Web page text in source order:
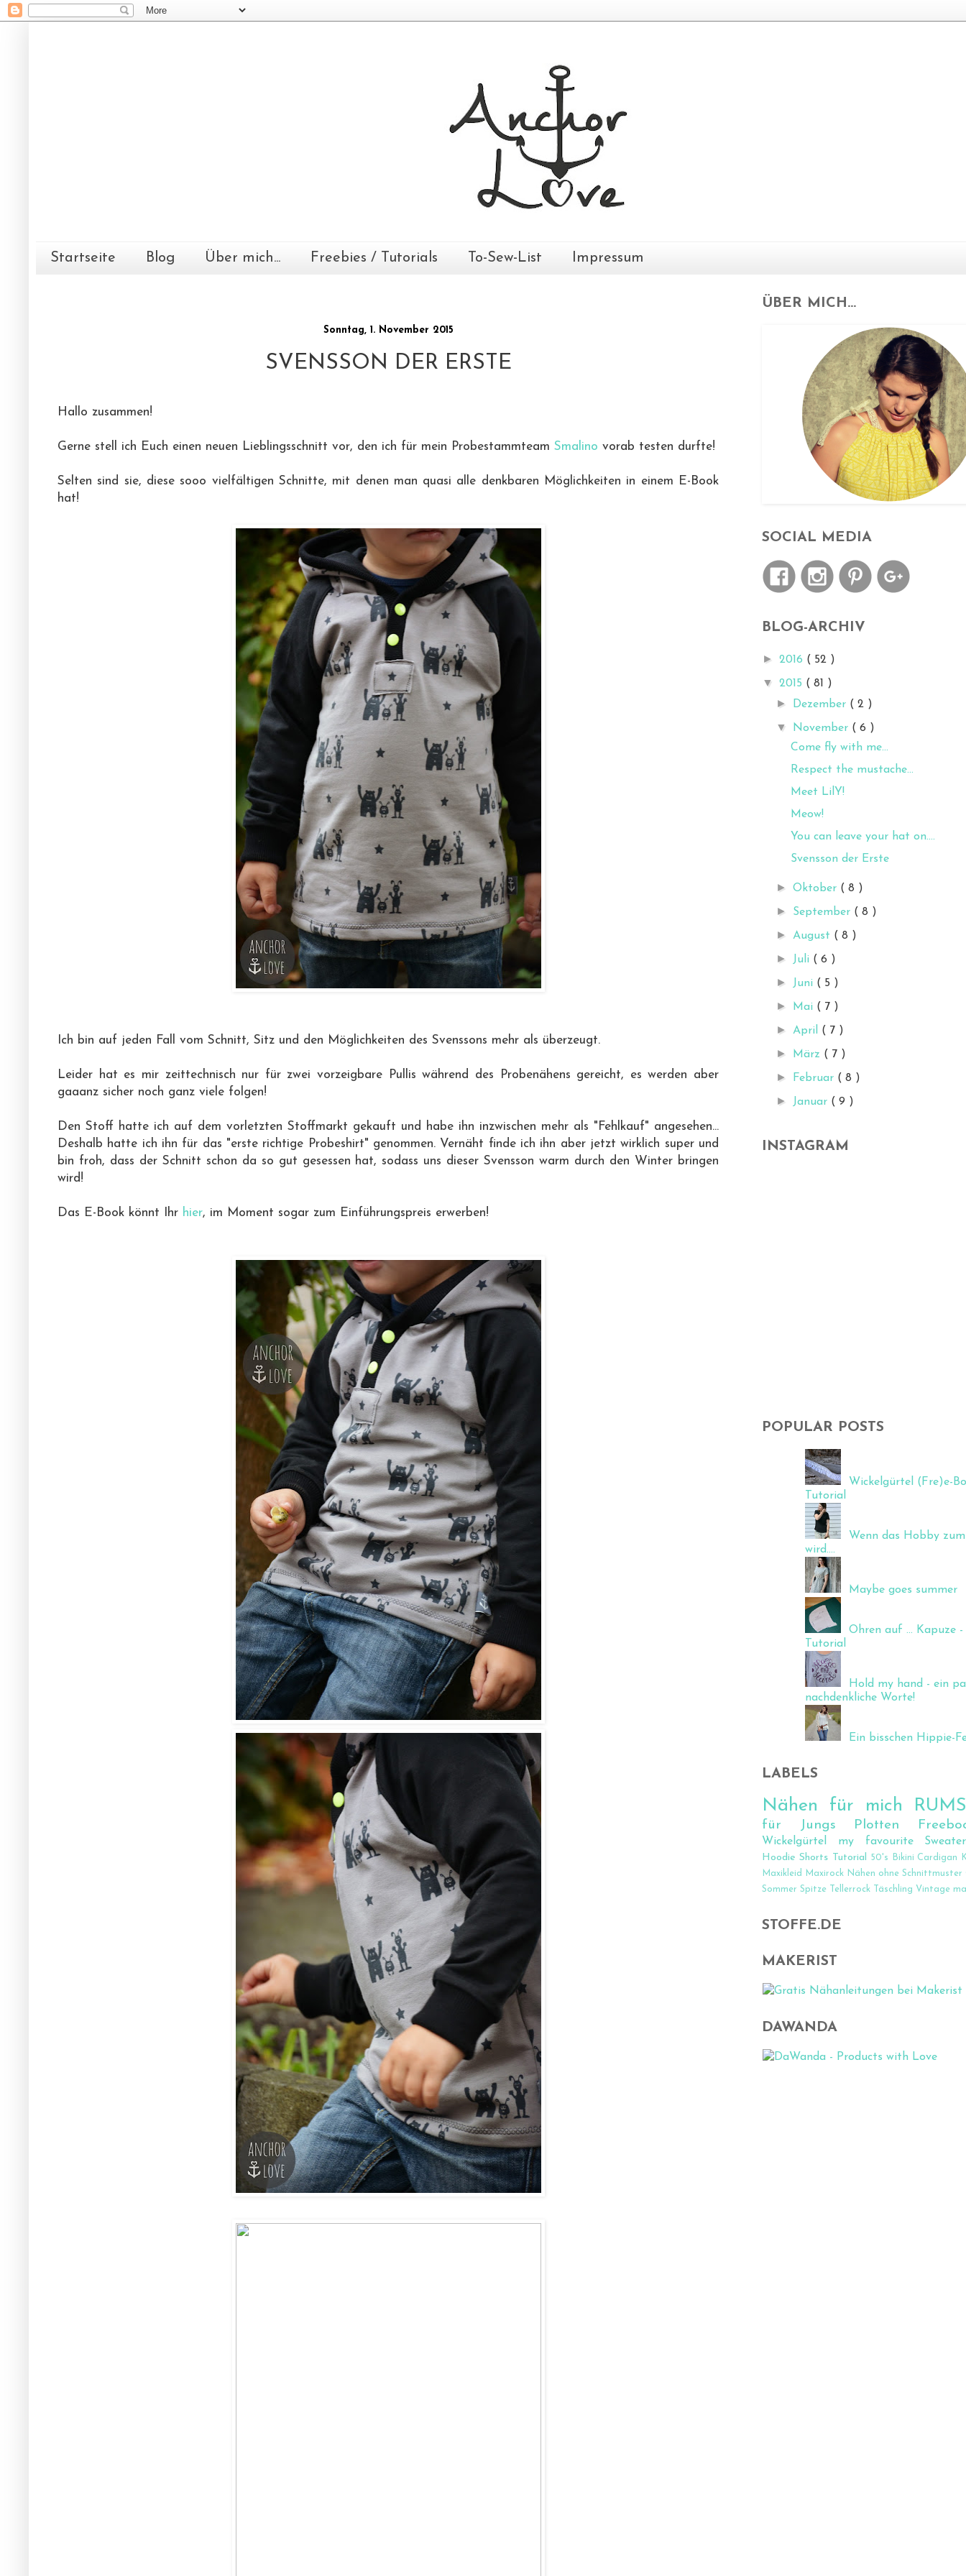
Startseite Blog Über mich... Freebies / Tutorials To-Sew-List Impressum
Sonntag, 1. November 2015
SVENSSON DER ERSTE
Hallo zusammen!
Gerne stell ich Euch einen neuen Lieblingsschnitt vor, den ich für mein Probestammteam Smalino vorab testen durfte!
Selten sind sie, diese sooo vielfältigen Schnitte, mit denen man quasi alle denkbaren Möglichkeiten in einem E-Book
hat!
Ich bin auf jeden Fall vom Schnitt, Sitz und den Möglichkeiten des Svenssons mehr als überzeugt.
Leider hat es mir zeittechnisch nur für zwei vorzeigbare Pullis während des Probenähens gereicht, es werden aber
gaaanz sicher noch ganz viele folgen!
Den Stoff hatte ich auf dem vorletzten Stoffmarkt gekauft und habe ihn inzwischen mehr als "Fehlkauf" angesehen...
Deshalb hatte ich ihn für das "erste richtige Probeshirt" genommen. Vernäht finde ich ihn aber jetzt wirklich super und
bin froh, dass der Schnitt schon da so gut gesessen hat, sodass uns dieser Svensson warm durch den Winter bringen
wird!
Das E-Book könnt Ihr hier, im Moment sogar zum Einführungspreis erwerben!
ÜBER MICH...
SOCIAL MEDIA
BLOG-ARCHIV
► 2016 ( 52 )
▼ 2015 ( 81 )
► Dezember ( 2 )
▼ November ( 6 )
Come fly with me...
Respect the mustache...
Meet LilY!
Meow!
You can leave your hat on....
Svensson der Erste
►Oktober ( 8 )
► September ( 8 )
► August ( 8 )
► Juli ( 6 )
► Juni ( 5 )
► Mai ( 7 )
► April ( 7 )
► März ( 7 )
► Februar ( 8 )
► Januar ( 9 )
INSTAGRAM
POPULAR POSTS
Wickelgürtel (Fre)e-
Tutorial
Wenn das Hobby
wird....
Maybe goes summer
Ohren auf ... Kapuze -
Tutorial
Hold my hand - ein
nachdenkliche Worte!
Ein bisschen Hippie-
LABELS
Nähen für mich
für Jungs Plotten
Wickelgürtel my favourite Sweater
Hoodie Shorts Tutorial 50's Bikini Cardigan
Maxikleid
Maxirock Nähen ohne Schnittmuster
Sommer Spitze Tellerrock Täschling Vintage
STOFFE.DE
MAKERIST
DAWANDA